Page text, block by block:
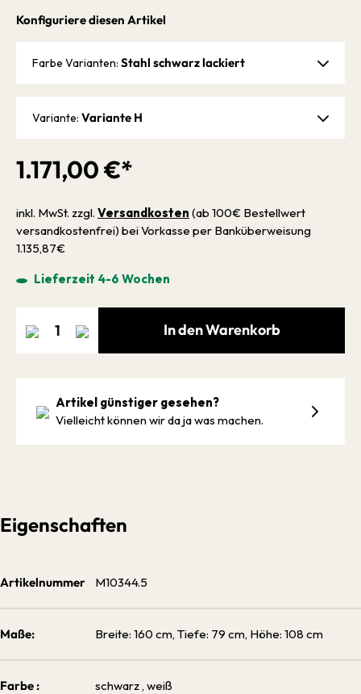
1.171,00 €*
inkl. MwSt. zzgl. Versandkosten (ab 100€ Bestellwert
versandkostenfrei) bei Vorkasse per Banküberweisung
1.135,87€
Lieferzeit 4-6 Wochen
Konfiguriere diesen Artikel
Farbe Varianten: Stahl schwarz lackiert
Variante: Variante H
In den Warenkorb
Artikel günstiger gesehen?
Vielleicht können wir da ja was machen.
Eigenschaften
Artikelnummer M10344.5
Maße: Breite: 160 cm, Tiefe: 79 cm, Höhe: 108 cm
Farbe : schwarz , weiß